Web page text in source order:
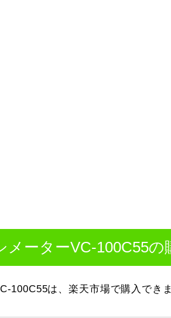
ーターVC-100C55の
100C55は、楽天市場で購入できま